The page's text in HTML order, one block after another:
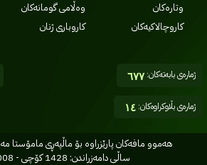
وتارەکان
کاروچالاکیەکان
وەڵامی گومانەکان
کاروباری ژنان
ژمارەی بابەتەکان:٦٧٧
ژمارەی بڵاوکراوەکان:١٤
هه‌موو مافه‌کان پارێزراوه بۆ ماڵپه‌ڕی مامۆستا
ساڵی دامه‌زراندن: 1428 کۆچی - 2008 میلادی